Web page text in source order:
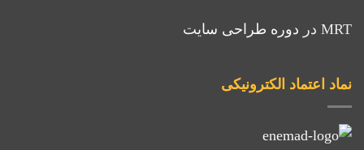
MRT در دوره طراحی سایت
نماد اعتماد الکترونیکی